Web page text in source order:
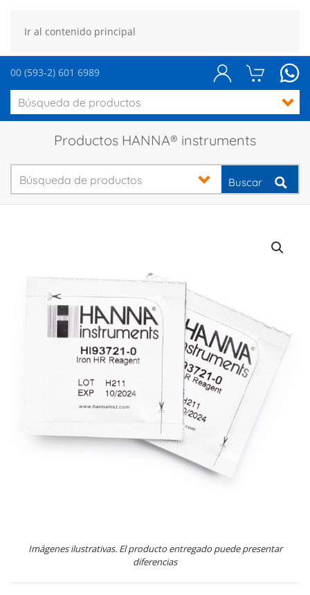
Ir al contenido principal
00 (593-2) 601 6989
Productos HANNA® instruments
Buscar
Imágenes ilustrativas. El producto entregado puede presentar
diferencias